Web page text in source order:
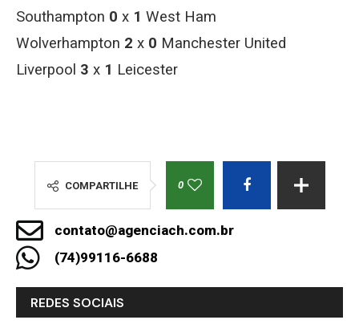
Southampton 0 x 1 West Ham
Wolverhampton 2 x 0 Manchester United
Liverpool 3 x 1 Leicester
COMPARTILHE 0
contato@agenciach.com.br
(74)99116-6688
REDES SOCIAIS